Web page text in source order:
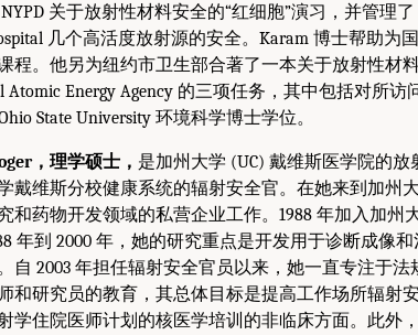
关于放射性材料安全的“红细胞”演习，并管理了
几个高活度放射源的安全。Karam 博士帮助为
程。他另为纽约市卫生部合著了一本关于放射性材
Atomic Energy Agency 的三项任务，其中包括对所访
State University 环境科学博士学位。
，理学硕士， 是加州大学 (UC) 戴维斯医学院的
戴维斯分校健康系统的辐射安全官。在她来到加州
和药物开发领域的私营企业工作。1988 年加入加州
年到 2000 年，她的研究重点是开发用于诊断成像
自 2003 年担任辐射安全官员以来，她一直专注于
和研究员的教育，其总体目标是提高工作场所辐射
学住院医师计划的核医学培训的非临床方面。此外